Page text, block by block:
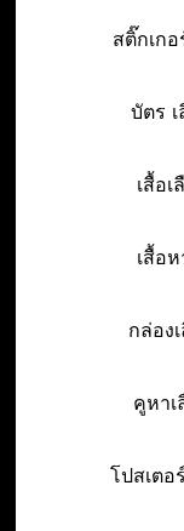
สติ๊กเกอ
บัตร
เสื้อเ
เสื้อห
กล่อง
คูหาเ
โปสเตอ